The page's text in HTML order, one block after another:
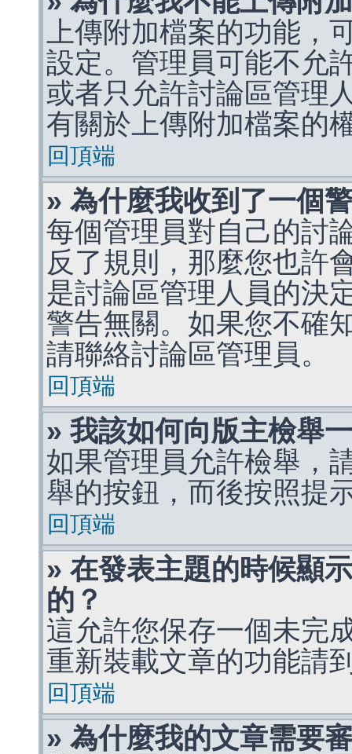
上傳附加檔案的功能，
設定。管理員可能不允
或者只允許討論區管理
有關於上傳附加檔案的
回頂端
» 為什麼我收到了一個
每個管理員對自己的討
反了規則，那麼您也許
是討論區管理人員的決
警告無關。如果您不確
請聯絡討論區管理員。
回頂端
» 我該如何向版主檢舉
如果管理員允許檢舉，
舉的按鈕，而後按照提
回頂端
» 在發表主題的時候顯
的？
這允許您保存一個未完
重新裝載文章的功能請
回頂端
» 為什麼我的文章需要